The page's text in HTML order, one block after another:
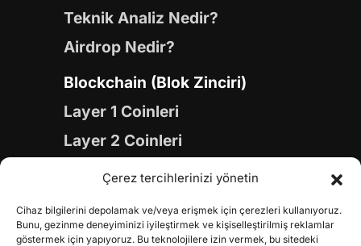
Çerez tercihlerinizi yönetin
Cihaz bilgilerini depolamak ve/veya erişmek için çerezleri kullanıyoruz.
Bunu, gezinme deneyiminizi iyileştirmek ve kişiselleştirilmiş reklamlar
göstermek için yapıyoruz. Bu teknolojilere izin vermek, bu sitedeki
Teknik Analiz Nedir?
Airdrop Nedir?
Blockchain (Blok Zinciri)
Layer 1 Coinleri
Layer 2 Coinleri
Yapay Zeka (AI) Coinleri
Gaming Coinleri